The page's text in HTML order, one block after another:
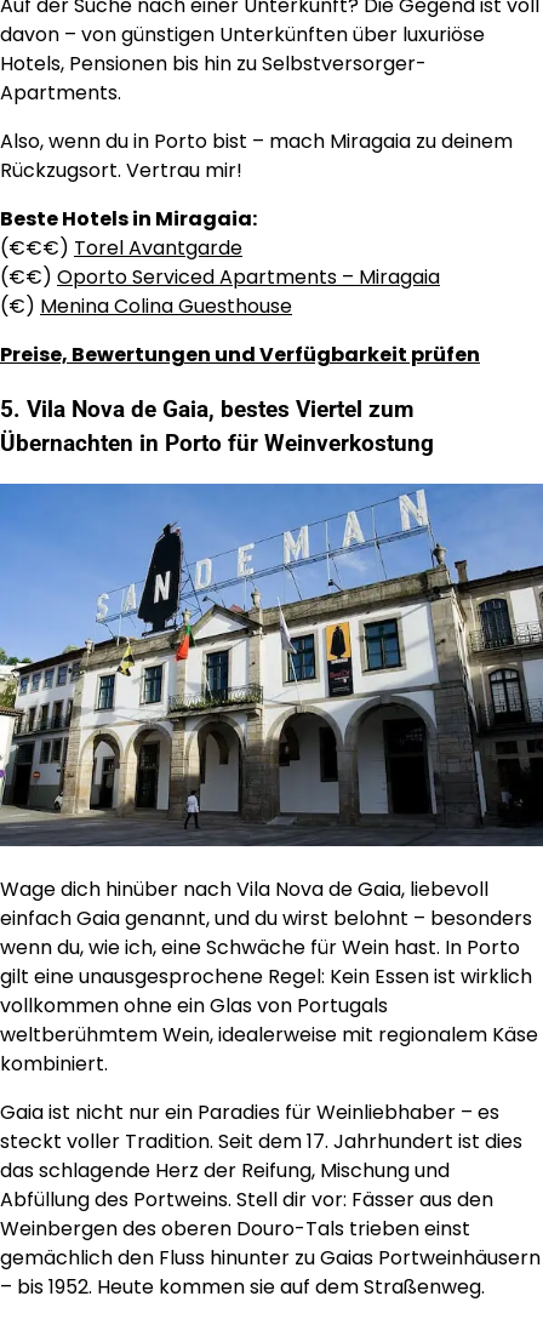
Auf der Suche nach einer Unterkunft? Die Gegend ist voll
davon – von günstigen Unterkünften über luxuriöse
Hotels, Pensionen bis hin zu Selbstversorger-
Apartments.
Also, wenn du in Porto bist – mach Miragaia zu deinem
Rückzugsort. Vertrau mir!
Beste Hotels in Miragaia:
(€€€) Torel Avantgarde
(€€) Oporto Serviced Apartments – Miragaia
(€) Menina Colina Guesthouse
Preise, Bewertungen und Verfügbarkeit prüfen
5. Vila Nova de Gaia, bestes Viertel zum
Übernachten in Porto für Weinverkostung
Wage dich hinüber nach Vila Nova de Gaia, liebevoll
einfach Gaia genannt, und du wirst belohnt – besonders
wenn du, wie ich, eine Schwäche für Wein hast. In Porto
gilt eine unausgesprochene Regel: Kein Essen ist wirklich
vollkommen ohne ein Glas von Portugals
weltberühmtem Wein, idealerweise mit regionalem Käse
kombiniert.
Gaia ist nicht nur ein Paradies für Weinliebhaber – es
steckt voller Tradition. Seit dem 17. Jahrhundert ist dies
das schlagende Herz der Reifung, Mischung und
Abfüllung des Portweins. Stell dir vor: Fässer aus den
Weinbergen des oberen Douro-Tals trieben einst
gemächlich den Fluss hinunter zu Gaias Portweinhäusern
– bis 1952. Heute kommen sie auf dem Straßenweg.